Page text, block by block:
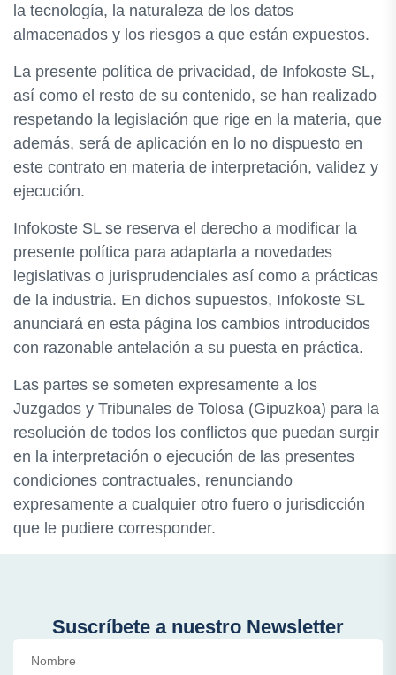
la tecnología, la naturaleza de los datos
almacenados y los riesgos a que están expuestos.
La presente política de privacidad, de Infokoste SL,
así como el resto de su contenido, se han realizado
respetando la legislación que rige en la materia, que
además, será de aplicación en lo no dispuesto en
este contrato en materia de interpretación, validez y
ejecución.
Infokoste SL se reserva el derecho a modificar la
presente política para adaptarla a novedades
legislativas o jurisprudenciales así como a prácticas
de la industria. En dichos supuestos, Infokoste SL
anunciará en esta página los cambios introducidos
con razonable antelación a su puesta en práctica.
Las partes se someten expresamente a los
Juzgados y Tribunales de Tolosa (Gipuzkoa) para la
resolución de todos los conflictos que puedan surgir
en la interpretación o ejecución de las presentes
condiciones contractuales, renunciando
expresamente a cualquier otro fuero o jurisdicción
que le pudiere corresponder.
Suscríbete a nuestro Newsletter